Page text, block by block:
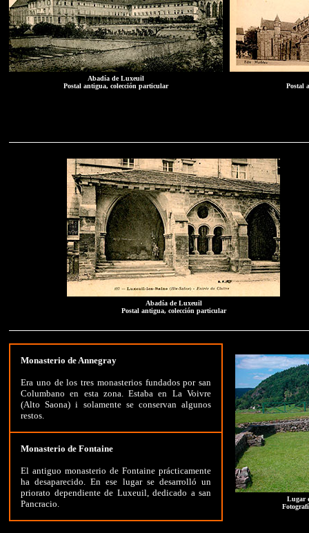
Abadía de Luxeuil
Postal antigua, colección particular
Postal
Abadía de Luxeuil
Postal antigua, colección particular
Monasterio de Annegray
Era uno de los tres monasterios fundados por san
Columbano en esta zona. Estaba en La Voivre
(Alto Saona) i solamente se conservan algunos
restos.
Monasterio de Fontaine
El antiguo monasterio de Fontaine prácticamente
ha desaparecido. En ese lugar se desarrolló un
priorato dependiente de Luxeuil, dedicado a san
Pancracio.
Lugar